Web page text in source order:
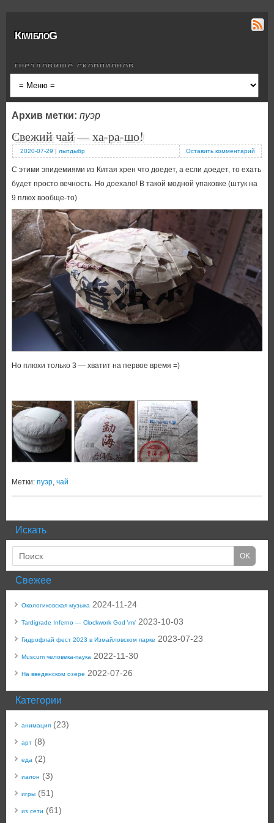
КiwiблоG
гнездовище скорпионов
Архив метки: пуэр
Свежий чай — ха-ра-шо!
2020-07-29 | лытдыбр Оставить комментарий
С этими эпидемиями из Китая хрен что доедет, а если доедет, то ехать
будет просто вечность. Но доехало! В такой модной упаковке (штук на
9 плюх вообще-то)
Но плюхи только 3 — хватит на первое время =)
Метки: пуэр, чай
Искать
Свежее
Окологиковская музыка 2024-11-24
Tardigrade Inferno — Clockwork God \m/ 2023-10-03
Гидрофлай фест 2023 в Измайловском парке 2023-07-23
Muscum человека-паука 2022-11-30
На введенском озере 2022-07-26
Категории
анимация (23)
арт (8)
еда (2)
иалон (3)
игры (51)
из сети (61)